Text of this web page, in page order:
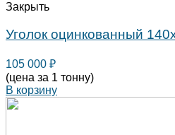
Закрыть
Уголок оцинкованный
105 000 ₽
(цена за 1 тонну)
В корзину